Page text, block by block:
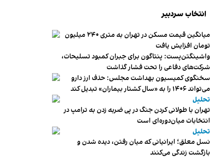
انتخاب سردبیر
میانگین قیمت مسکن در تهران به متری ۲۴۰ میلیون
تومان افزایش یافت
واشینگتن‌پست: پنتاگون برای جبران کمبود تسلیحات،
شرکت‌های دفاعی را تحت فشار گذاشت
سخنگوی کمیسیون بهداشت مجلس: حذف ارز دارو
می‌تواند ۱۴۰۶ را به «سال کشتار بیماران» تبدیل کند
تحلیل
تهران با طولانی کردن جنگ در پی ضربه زدن به ترامپ در
انتخابات میان‌دوره‌ای است
تحلیل
نسل معلق؛ ایرانیانی که میان رفتن، دیده شدن و
بازگشت زندگی می‌کنند